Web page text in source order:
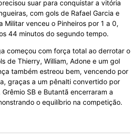
suar para conquistar a vitória
com gols de Rafael Garcia e
Militar venceu o Pinheiros por 1 a 0,
44 minutos do segundo tempo.
começou com força total ao derrotar o
de Thierry, William, Adone e um gol
também estreou bem, vencendo por
graças a um pênalti convertido por
SB e Butantã encerraram a
o equilíbrio na competição.